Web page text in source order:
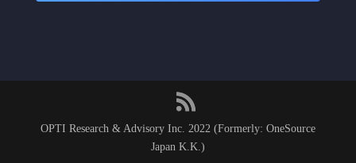
OPTI Research & Advisory Inc. 2022 (Formerly: OneSource
Japan K.K.)